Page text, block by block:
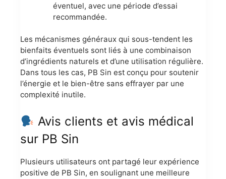
éventuel, avec une période d’essai
recommandée.
Les mécanismes généraux qui sous-tendent les
bienfaits éventuels sont liés à une combinaison
d’ingrédients naturels et d’une utilisation régulière.
Dans tous les cas, PB Sin est conçu pour soutenir
l’énergie et le bien-être sans effrayer par une
complexité inutile.
Avis clients et avis médical
sur PB Sin
Plusieurs utilisateurs ont partagé leur expérience
positive de PB Sin, en soulignant une meilleure